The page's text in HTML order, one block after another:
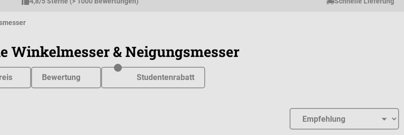
Winkelmesser & Neigungsmesser
Bewertung Studentenrabatt